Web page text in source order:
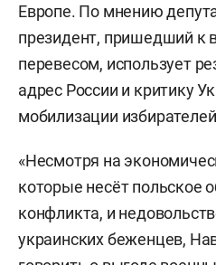
Европе. По мнению
президент, пришедший к
перевесом, использует
адрес России и критику
мобилизации
«Несмотря на
которые несёт польское
конфликта, и
украинских беженцев,